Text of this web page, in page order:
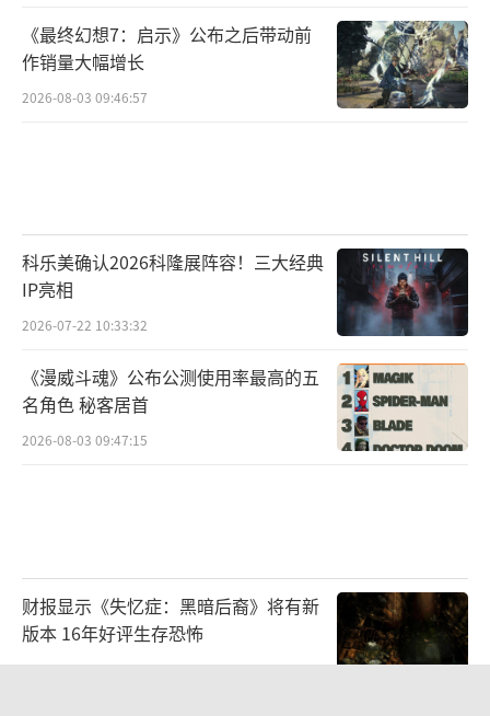
《最终幻想7：启示》公布之后带动前
作销量大幅增长
2026-08-03 09:46:57
科乐美确认2026科隆展阵容！三大经典
IP亮相
2026-07-22 10:33:32
《漫威斗魂》公布公测使用率最高的五
名角色 秘客居首
2026-08-03 09:47:15
财报显示《失忆症：黑暗后裔》将有新
版本 16年好评生存恐怖
2026-08-03 09:47:33